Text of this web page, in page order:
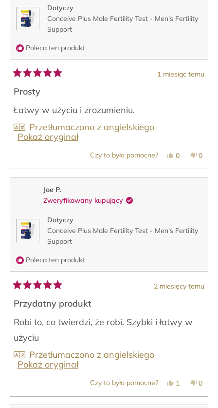
Dotyczy
Conceive Plus Male Fertility Test - Men's Fertility
Support
Poleca ten produkt
Oceniono
na
5
z
5
gwiazdek
1 miesiąc temu
Prosty
Łatwy w użyciu i zrozumieniu.
Przetłumaczono z angielskiego
Pokaż oryginał
Czy to było pomocne? Tak,
opinia
od
0
zagłosowały
na
Nie,
opinia
od
0
na
Joe P.
Zweryfikowany kupujący
Dotyczy
Conceive Plus Male Fertility Test - Men's Fertility
Support
Poleca ten produkt
Oceniono
na
5
z
5
gwiazdek
2 miesięcy temu
Przydatny produkt
Robi to, co twierdzi, że robi. Szybki i łatwy w
użyciu
Przetłumaczono z angielskiego
Pokaż oryginał
Czy to było pomocne? Tak,
opinia
od
1
zagłosowała
na
Nie,
opinia
od
0
na